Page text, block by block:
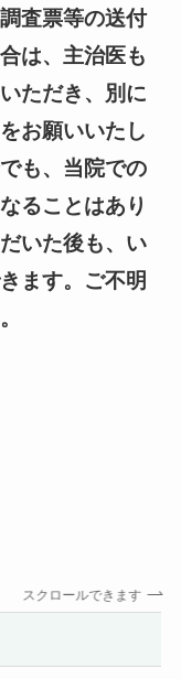
査票等の送付
は、主治医も
ただき、別に
お願いいたし
も、当院での
ることはあり
いた後も、い
ます。ご不明
スクロールできます